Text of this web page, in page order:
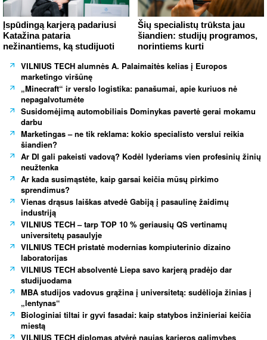
Įspūdingą karjerą padariusi
Katažina pataria
nežinantiems, ką studijuoti
Šių specialistų trūksta jau
šiandien: studijų programos,
norintiems kurti
VILNIUS TECH alumnės A. Palaimaitės kelias į Europos
marketingo viršūnę
„Minecraft“ ir verslo logistika: panašumai, apie kuriuos nė
nepagalvotumėte
Susidomėjimą automobiliais Dominykas pavertė gerai mokamu
darbu
Marketingas – ne tik reklama: kokio specialisto verslui reikia
šiandien?
Ar DI gali pakeisti vadovą? Kodėl lyderiams vien profesinių žinių
neužtenka
Ar kada susimąstėte, kaip garsai keičia mūsų pirkimo
sprendimus?
Vienas drąsus laiškas atvedė Gabiją į pasaulinę žaidimų
industriją
VILNIUS TECH – tarp TOP 10 % geriausių QS vertinamų
universitetų pasaulyje
VILNIUS TECH pristatė modernias kompiuterinio dizaino
laboratorijas
VILNIUS TECH absolventė Liepa savo karjerą pradėjo dar
studijuodama
MBA studijos vadovus grąžina į universitetą: sudėlioja žinias į
„lentynas“
Biologiniai tiltai ir gyvi fasadai: kaip statybos inžinieriai keičia
miestą
VILNIUS TECH diplomas atvėrė naujas karjeros galimybes